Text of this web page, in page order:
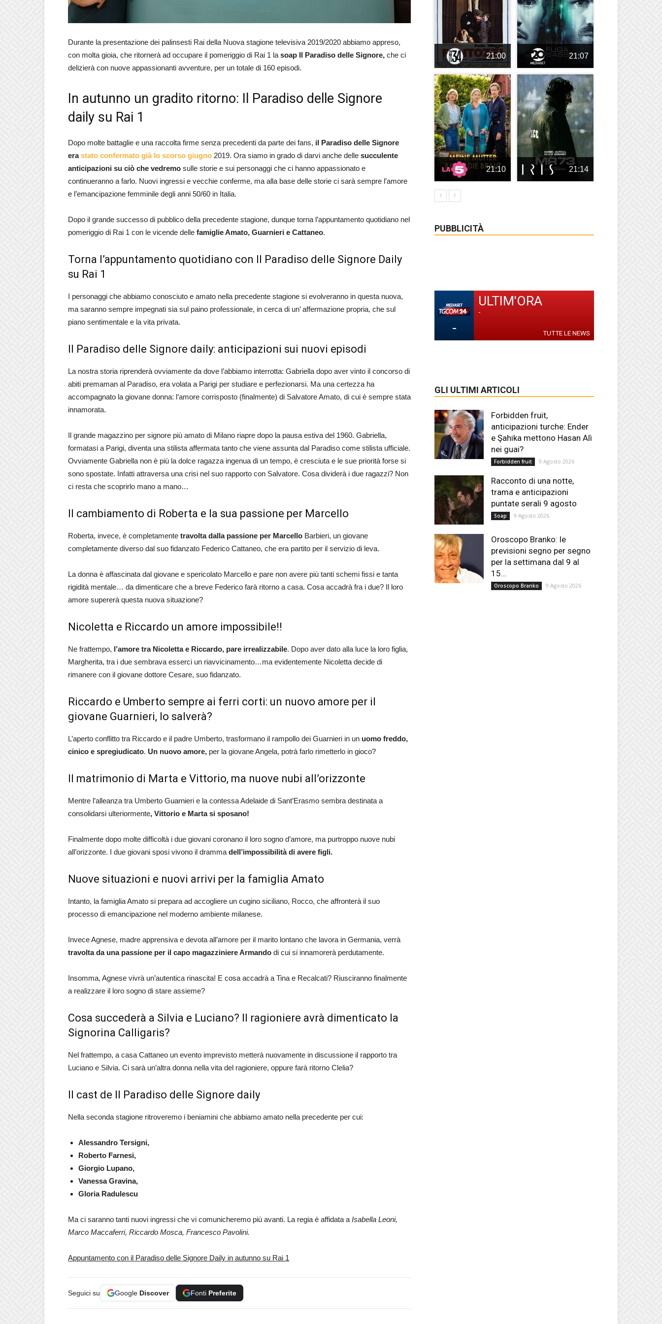
Durante la presentazione dei palinsesti Rai della Nuova stagione televisiva 2019/2020 abbiamo appreso,
con molta gioia, che ritornerà ad occupare il pomeriggio di Rai 1 la soap Il Paradiso delle Signore, che ci
delizierà con nuove appassionanti avventure, per un totale di 160 episodi.
In autunno un gradito ritorno: Il Paradiso delle Signore
daily su Rai 1
Dopo molte battaglie e una raccolta firme senza precedenti da parte dei fans, il Paradiso delle Signore
erastato confermato già lo scorso giugno 2019. Ora siamo in grado di darvi anche delle succulente
anticipazioni su ciò che vedremo sulle storie e sui personaggi che ci hanno appassionato e
continueranno a farlo. Nuovi ingressi e vecchie conferme, ma alla base delle storie ci sarà sempre l’amore
e l’emancipazione femminile degli anni 50/60 in Italia.
Dopo il grande successo di pubblico della precedente stagione, dunque torna l’appuntamento quotidiano nel
pomeriggio di Rai 1 con le vicende delle famiglie Amato, Guarnieri e Cattaneo.
Torna l’appuntamento quotidiano con Il Paradiso delle Signore Daily
su Rai 1
I personaggi che abbiamo conosciuto e amato nella precedente stagione si evolveranno in questa nuova,
ma saranno sempre impegnati sia sul paino professionale, in cerca di un’ affermazione propria, che sul
piano sentimentale e la vita privata.
Il Paradiso delle Signore daily: anticipazioni sui nuovi episodi
La nostra storia riprenderà ovviamente da dove l’abbiamo interrotta: Gabriella dopo aver vinto il concorso di
abiti premaman al Paradiso, era volata a Parigi per studiare e perfezionarsi. Ma una certezza ha
accompagnato la giovane donna: l’amore corrisposto (finalmente) di Salvatore Amato, di cui è sempre stata
innamorata.
Il grande magazzino per signore più amato di Milano riapre dopo la pausa estiva del 1960. Gabriella,
formatasi a Parigi, diventa una stilista affermata tanto che viene assunta dal Paradiso come stilista ufficiale.
Ovviamente Gabriella non è più la dolce ragazza ingenua di un tempo, è cresciuta e le sue priorità forse si
sono spostate. Infatti attraversa una crisi nel suo rapporto con Salvatore. Cosa dividerà i due ragazzi? Non
ci resta che scoprirlo mano a mano…
Il cambiamento di Roberta e la sua passione per Marcello
Roberta, invece, è completamente travolta dalla passione per Marcello Barbieri, un giovane
completamente diverso dal suo fidanzato Federico Cattaneo, che era partito per il servizio di leva.
La donna è affascinata dal giovane e spericolato Marcello e pare non avere più tanti schemi fissi e tanta
rigidità mentale… da dimenticare che a breve Federico farà ritorno a casa. Cosa accadrà fra i due? Il loro
amore supererà questa nuova situazione?
Nicoletta e Riccardo un amore impossibile!!
Ne frattempo, l’amore tra Nicoletta e Riccardo, pare irrealizzabile. Dopo aver dato alla luce la loro figlia,
Margherita, tra i due sembrava esserci un riavvicinamento…ma evidentemente Nicoletta decide di
rimanere con il giovane dottore Cesare, suo fidanzato.
Riccardo e Umberto sempre ai ferri corti: un nuovo amore per il
giovane Guarnieri, lo salverà?
L’aperto conflitto tra Riccardo e il padre Umberto, trasformano il rampollo dei Guarnieri in un uomo freddo,
cinico e spregiudicato. Un nuovo amore, per la giovane Angela, potrà farlo rimetterlo in gioco?
Il matrimonio di Marta e Vittorio, ma nuove nubi all’orizzonte
Mentre l’alleanza tra Umberto Guarnieri e la contessa Adelaide di Sant’Erasmo sembra destinata a
consolidarsi ulteriormente, Vittorio e Marta si sposano!
Finalmente dopo molte difficoltà i due giovani coronano il loro sogno d’amore, ma purtroppo nuove nubi
all’orizzonte. I due giovani sposi vivono il dramma dell’impossibilità di avere figli.
Nuove situazioni e nuovi arrivi per la famiglia Amato
Intanto, la famiglia Amato si prepara ad accogliere un cugino siciliano, Rocco, che affronterà il suo
processo di emancipazione nel moderno ambiente milanese.
Invece Agnese, madre apprensiva e devota all’amore per il marito lontano che lavora in Germania, verrà
travolta da una passione per il capo magazziniere Armando di cui si innamorerà perdutamente.
Insomma, Agnese vivrà un’autentica rinascita! E cosa accadrà a Tina e Recalcati? Riusciranno finalmente
a realizzare il loro sogno di stare assieme?
Cosa succederà a Silvia e Luciano? Il ragioniere avrà dimenticato la
Signorina Calligaris?
Nel frattempo, a casa Cattaneo un evento imprevisto metterà nuovamente in discussione il rapporto tra
Luciano e Silvia. Ci sarà un’altra donna nella vita del ragioniere, oppure farà ritorno Clelia?
Il cast de Il Paradiso delle Signore daily
Nella seconda stagione ritroveremo i beniamini che abbiamo amato nella precedente per cui:
Alessandro Tersigni,
Roberto Farnesi,
Giorgio Lupano,
Vanessa Gravina,
Gloria Radulescu
Ma ci saranno tanti nuovi ingressi che vi comunicheremo più avanti. La regia è affidata a Isabella Leoni,
Marco Maccaferri, Riccardo Mosca, Francesco Pavolini.
Appuntamento con il Paradiso delle Signore Daily in autunno su Rai 1
Seguici su Google Discover Fonti Preferite
21:00 21:07
21:10 21:14
PUBBLICITÀ
-
ULTIM'ORA
-
TUTTE LE NEWS
GLI ULTIMI ARTICOLI
Forbidden fruit,
anticipazioni turche: Ender
e Şahika mettono Hasan Alì
nei guai?
Forbidden fruit 9 Agosto 2026
Racconto di una notte,
trama e anticipazioni
puntate serali 9 agosto
Soap 9 Agosto 2026
Oroscopo Branko: le
previsioni segno per segno
per la settimana dal 9 al
15...
Oroscopo Branko 9 Agosto 2026